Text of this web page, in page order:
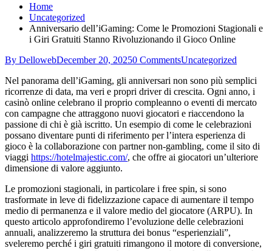
Home
Uncategorized
Anniversario dell’iGaming: Come le Promozioni Stagionali e
i Giri Gratuiti Stanno Rivoluzionando il Gioco Online
By DellowebDecember 20, 20250 CommentsUncategorized
Nel panorama dell’iGaming, gli anniversari non sono più semplici
ricorrenze di data, ma veri e propri driver di crescita. Ogni anno, i
casinò online celebrano il proprio compleanno o eventi di mercato
con campagne che attraggono nuovi giocatori e riaccendono la
passione di chi è già iscritto. Un esempio di come le celebrazioni
possano diventare punti di riferimento per l’intera esperienza di
gioco è la collaborazione con partner non‑gambling, come il sito di
viaggi https://hotelmajestic.com/, che offre ai giocatori un’ulteriore
dimensione di valore aggiunto.
Le promozioni stagionali, in particolare i free spin, si sono
trasformate in leve di fidelizzazione capace di aumentare il tempo
medio di permanenza e il valore medio del giocatore (ARPU). In
questo articolo approfondiremo l’evoluzione delle celebrazioni
annuali, analizzeremo la struttura dei bonus “esperienziali”,
sveleremo perché i giri gratuiti rimangono il motore di conversione,